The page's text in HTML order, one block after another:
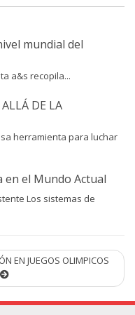
mundial del
a&s recopila...
DE LA
herramienta para luchar
en el Mundo Actual
Los sistemas de
EN JUEGOS OLIMPICOS